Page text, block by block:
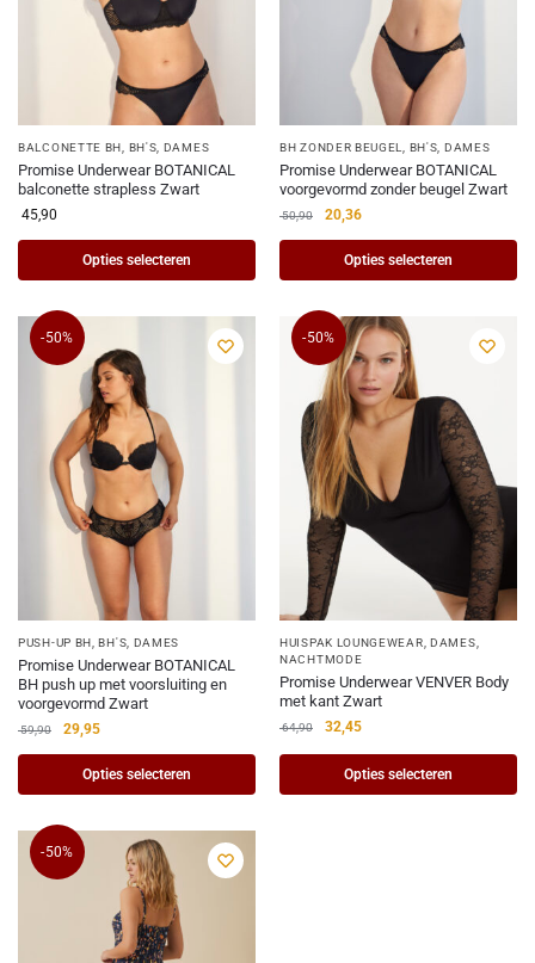
BALCONETTE BH BH'S DAMES
Promise Underwear BOTANICAL
balconette strapless Zwart
45,90
Opties selecteren
BH ZONDER BEUGEL BH'S DAMES
Promise Underwear BOTANICAL
voorgevormd zonder beugel Zwart
50,90 20,36
Opties selecteren
-50%
PUSH-UP BH ,BH'S DAMES
Promise Underwear BOTANICAL
BH push up met voorsluiting en
voorgevormd Zwart
59,90 29,95
Opties selecteren
-50%
HUISPAK LOUNGEWEAR ,DAMES
NACHTMODE
Promise Underwear VENVER Body
met kant Zwart
64,90 32,45
Opties selecteren
-50%